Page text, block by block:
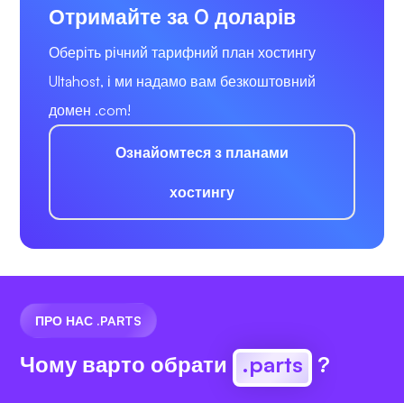
Отримайте за 0 доларів
Оберіть річний тарифний план хостингу
Ultahost, і ми надамо вам безкоштовний
домен .com!
Ознайомтеся з планами
хостингу
ПРО НАС .PARTS
Чому варто обрати .parts ?